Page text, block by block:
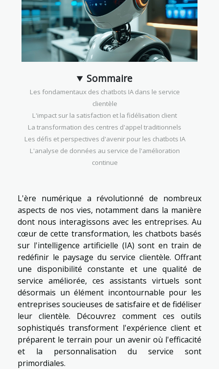
Sommaire
Les fondamentaux des chatbots IA dans le service
clientèle
L'impact sur la satisfaction et la fidélisation client
La transformation des centres d'appel traditionnels
Les défis et perspectives d'avenir pour les chatbots IA
L'analyse de données au service de l'amélioration
continue
L'ère numérique a révolutionné de nombreux
aspects de nos vies, notamment dans la manière
dont nous interagissons avec les entreprises. Au
cœur de cette transformation, les chatbots basés
sur l'intelligence artificielle (IA) sont en train de
redéfinir le paysage du service clientèle. Offrant
une disponibilité constante et une qualité de
service améliorée, ces assistants virtuels sont
désormais un élément incontournable pour les
entreprises soucieuses de satisfaire et de fidéliser
leur clientèle. Découvrez comment ces outils
sophistiqués transforment l'expérience client et
préparent le terrain pour un avenir où l'efficacité
et la personnalisation du service sont
primordiales.